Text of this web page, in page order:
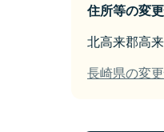
住所等の変
北高来郡高
長崎県の変